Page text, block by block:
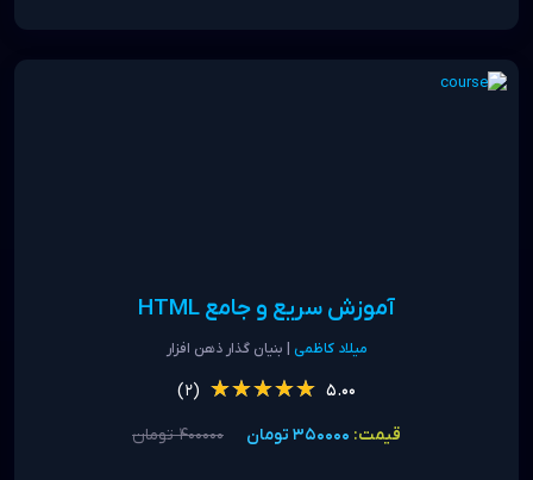
آموزش سریع و جامع HTML
میلاد کاظمی | بنیان گذار ذهن افزار
5.00
★★★★★
★★★★★
(2)
قیمت: 350000 تومان 400000 تومان